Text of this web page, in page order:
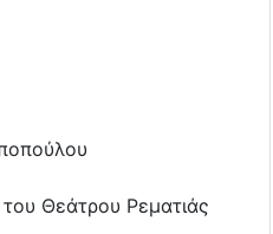
Θεάτρου Ρεματιάς